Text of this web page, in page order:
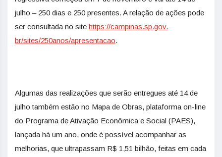
julho – 250 dias e 250 presentes. A relação de ações pode
ser consultada no site https://campinas.sp.gov.
br/sites/250anos/apresentacao.
Algumas das realizações que serão entregues até 14 de
julho também estão no Mapa de Obras, plataforma on-line
do Programa de Ativação Econômica e Social (PAES),
lançada há um ano, onde é possível acompanhar as
melhorias, que ultrapassam R$ 1,51 bilhão, feitas em cada